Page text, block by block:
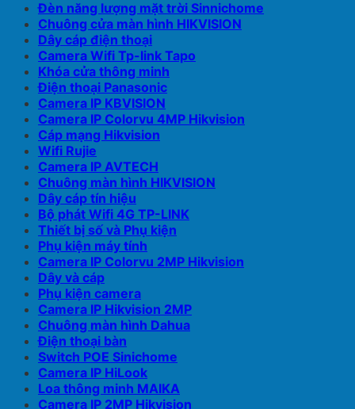
Đèn năng lượng mặt trời Sinnichome
Chuông cửa màn hình HIKVISION
Dây cáp điện thoại
Camera Wifi Tp-link Tapo
Khóa cửa thông minh
Điện thoại Panasonic
Camera IP KBVISION
Camera IP Colorvu 4MP Hikvision
Cáp mạng Hikvision
Wifi Rujie
Camera IP AVTECH
Chuông màn hình HIKVISION
Dây cáp tín hiệu
Bộ phát Wifi 4G TP-LINK
Thiết bị số và Phụ kiện
Phụ kiện máy tính
Camera IP Colorvu 2MP Hikvision
Dây và cáp
Phụ kiện camera
Camera IP Hikvision 2MP
Chuông màn hình Dahua
Điện thoại bàn
Switch POE Sinichome
Camera IP HiLook
Loa thông minh MAIKA
Camera IP 2MP Hikvision